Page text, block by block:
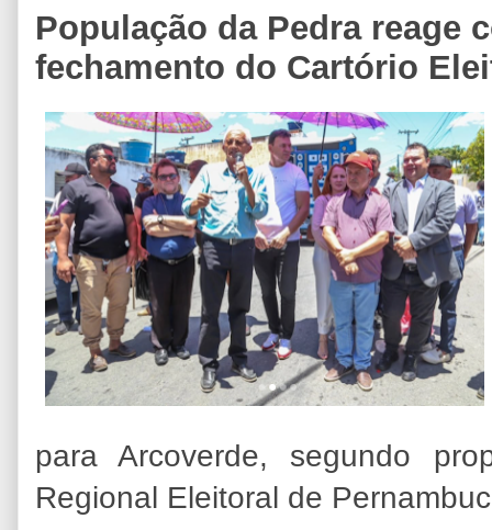
População da Pedra reage
fechamento do Cartório
para Arcoverde, segundo
Regional Eleitoral de